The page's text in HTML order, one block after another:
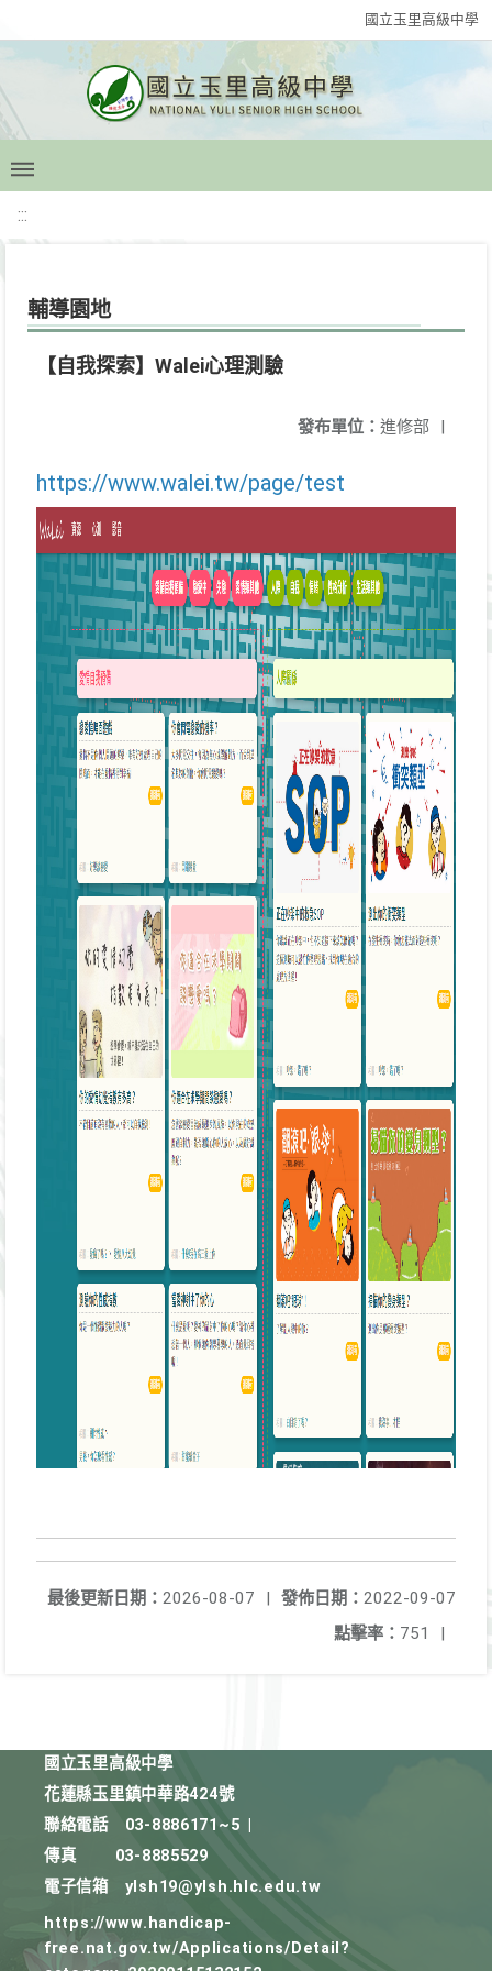
國立玉里高級中學
:::
輔導園地
【自我探索】Walei心理測驗
發布單位： 進修部 |
https://www.walei.tw/page/test
發佈日期： 2022-09-07
最後更新日期： 2026-08-07
|
點擊率： 751 |
國立玉里高級中學
花蓮縣玉里鎮中華路424號
聯絡電話
03-8886171~5
傳真
03-8885529
電子信箱
ylsh19@ylsh.hlc.edu.tw
https://www.handicap-
free.nat.gov.tw/Applications/Detail?